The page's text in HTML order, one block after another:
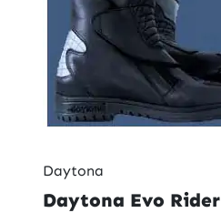
Daytona
Daytona Evo Rider